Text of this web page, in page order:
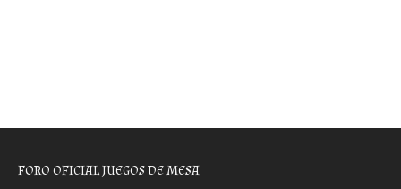
FORO OFICIAL JUEGOS DE MESA